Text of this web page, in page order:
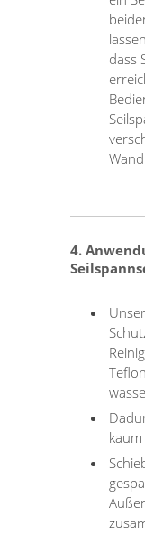
dass
4.